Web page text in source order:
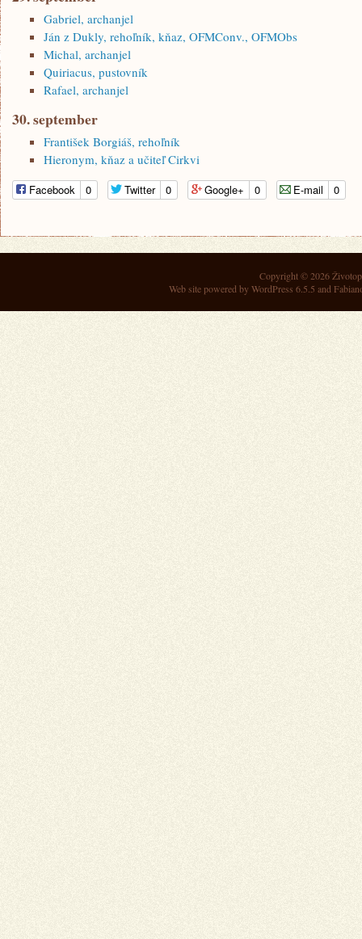
Gabriel, archanjel
Ján z Dukly, rehoľník, kňaz, OFMConv., OFMObs
Michal, archanjel
Quiriacus, pustovník
Rafael, archanjel
30. september
František Borgiáš, rehoľník
Hieronym, kňaz a učiteľ Cirkvi
Facebook 0 Twitter 0 Google+ 0 E-mail 0
Copyright © 2026
Web site powered byWordPress 6.5.5 and